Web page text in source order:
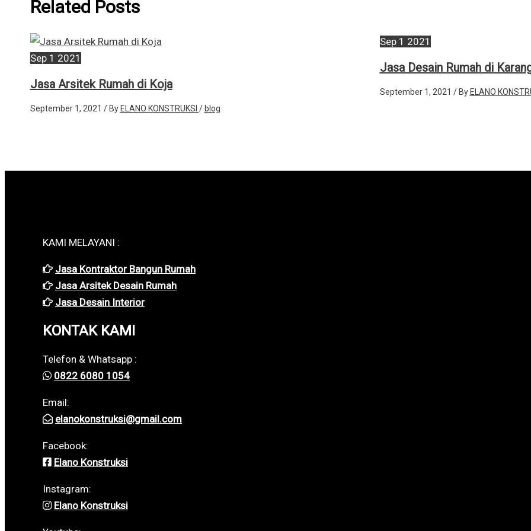
Related Posts
Sep 1 2021
Jasa Arsitek Rumah di Koja
September 1, 2021 / By ELANO KONSTRUKSI / blog
Sep 1 2021
Jasa Desain Rumah di
September 1, 2021 / By ELANO
KAMI MELAYANI :
Jasa Kontraktor Bangun Rumah
Jasa Arsitek Desain Rumah
Jasa Desain Interior
KONTAK KAMI
Telefon & Whatsapp :
0822 6080 1054
Email:
elanokonstruksi@gmail.com
Facebook:
Elano Konstruksi
Instagram:
Elano Konstruksi